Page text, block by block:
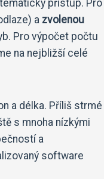
přístup. Pro
a zvolenou
Pro výpočet počtu
na nejbližší celé
a délka. Příliš strmé
s mnoha nízkými
a
software